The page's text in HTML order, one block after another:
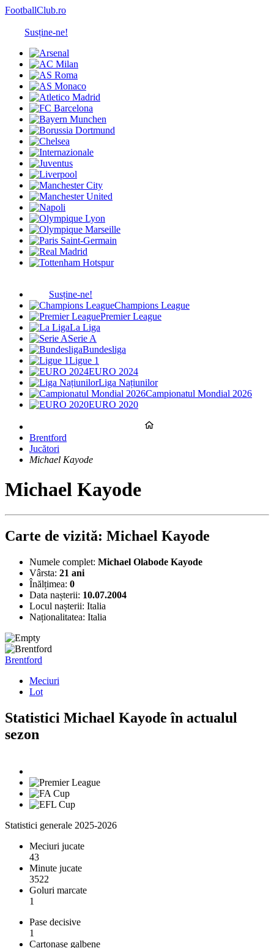
FootballClub.ro
Susține-ne!
Susține-ne!
Champions League
Premier League
La Liga
Serie A
Bundesliga
Ligue 1
EURO 2024
Liga Națiunilor
Campionatul Mondial 2026
EURO 2020
Brentford
Jucători
Michael Kayode
Michael Kayode
Carte de vizită: Michael Kayode
Numele complet: Michael Olabode Kayode
Vârsta: 21 ani
Înălțimea: 0
Data nașterii: 10.07.2004
Locul nașterii: Italia
Naționalitatea: Italia
Brentford
Meciuri
Lot
Statistici Michael Kayode în actualul
sezon
Statistici generale 2025-2026
Meciuri jucate
43
Minute jucate
3522
Goluri marcate
1
Pase decisive
1
Cartonașe galbene